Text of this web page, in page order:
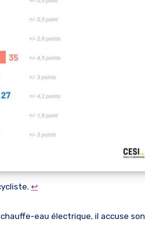
↩︎
eau électrique, il accuse son